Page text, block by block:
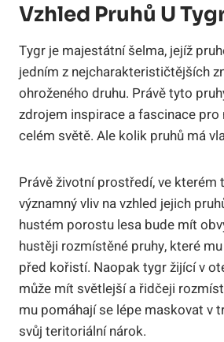
Vzhled Pruhů U
Tygr je majestátní šelma, jejíž
jedním z nejcharakterističtějších
ohroženého druhu. Právě tyto
zdrojem inspirace a fascinace
celém světě. Ale kolik pruhů má
Právě životní prostředí, ve kterém
významný vliv na vzhled jejich
hustém porostu lesa bude mít
hustěji rozmístěné pruhy, které
před kořistí. Naopak tygr žijící v
může mít světlejší a řidčeji
mu pomáhají se lépe maskovat v
svůj teritoriální nárok.